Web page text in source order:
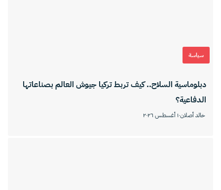
سياسة
دبلوماسية السلاح.. كيف تربط تركيا جيوش العالم بصناعاتها
الدفاعية؟
خالد أصلان١٠ أغسطس ٢٠٢٦